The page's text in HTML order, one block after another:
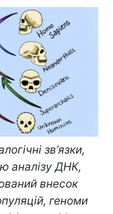
зв’язки,
аналізу ДНК,
внесок
геноми